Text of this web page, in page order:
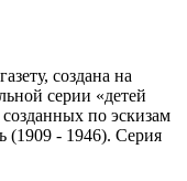
создана на
серии «детей
по эскизам
- 1946). Серия